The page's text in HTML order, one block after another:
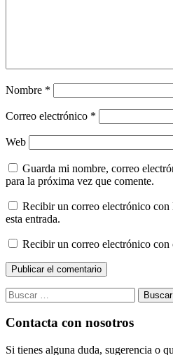
Nombre *
Correo electrónico *
Web
Guarda mi nombre, correo
para la próxima vez que comente.
Recibir un correo electrónico con
esta entrada.
Recibir un correo electrónico con
Buscar:
Contacta con nosotros
Si tienes alguna duda, sugerencia o